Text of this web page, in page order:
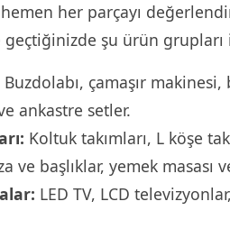
her parçayı
şu ürün
Buzdolabı, çamaşır
ankastre setler.
Koltuk takımları, L köşe
ve başlıklar, yemek masası
LED TV, LCD